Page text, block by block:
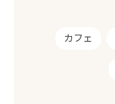
カフェ